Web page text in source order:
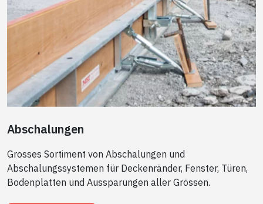
Abschalungen
Grosses Sortiment von Abschalungen und
Abschalungssystemen für Deckenränder, Fenster, Türen,
Bodenplatten und Aussparungen aller Grössen.